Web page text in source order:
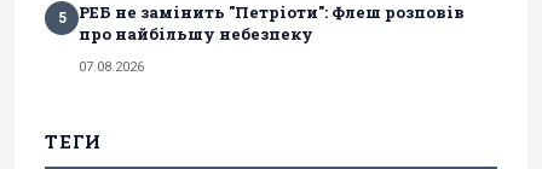
5
РЕБ не замінить "Петріоти": Флеш розповів
про найбільшу небезпеку
07.08.2026
ТЕГИ